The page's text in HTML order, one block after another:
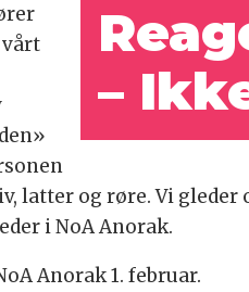
–
latter og røre. Vi
i NoA Anorak.
Anorak 1. februar.